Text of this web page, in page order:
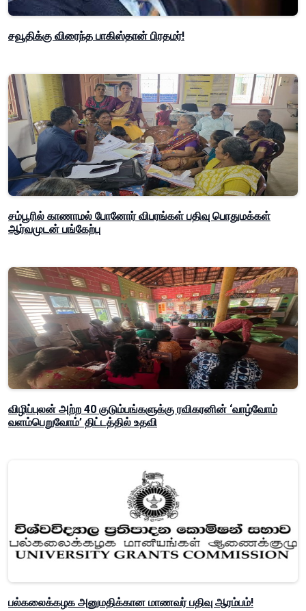
சவூதிக்கு விரைந்த பாகிஸ்தான் பிரதமர்!
சம்பூரில் காணாமல் போனோர் விபரங்கள் பதிவு பொதுமக்கள்
ஆர்வமுடன் பங்கேற்பு
விழிப்புலன் அற்ற 40 குடும்பங்களுக்கு ரவிகரனின் ‘வாழ்வோம்
வளம்பெறுவோம்’ திட்டத்தில் உதவி
பல்கலைக்கழக அனுமதிக்கான மாணவர் பதிவு ஆரம்பம்!